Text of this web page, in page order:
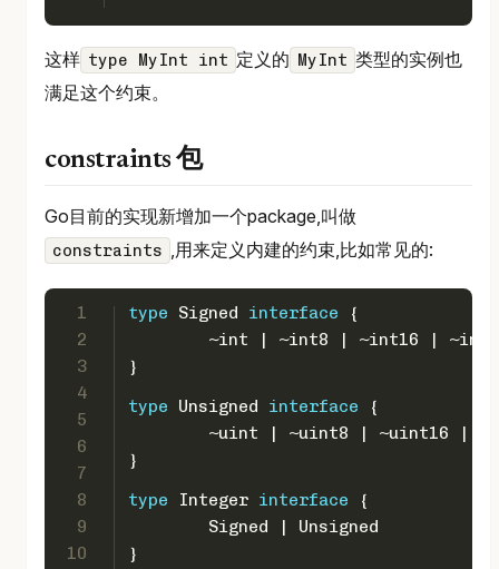
这样 type MyInt int 定义的 MyInt 类型的实例也
满足这个约束。
constraints 包
Go目前的实现新增加一个package,叫做
constraints ,用来定义内建的约束,比如常见的:
1
2
3
4
5
6
7
8
9
10
type Signed interface {
	~
int | ~int8 | ~int16 | ~
}
type Unsigned interface {
	~
uint | ~uint8 | ~uint16 | ~
}
type Integer interface {
	Signed | Unsigned
}